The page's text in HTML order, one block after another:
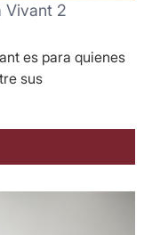
Vivant 2
es para quienes
sus